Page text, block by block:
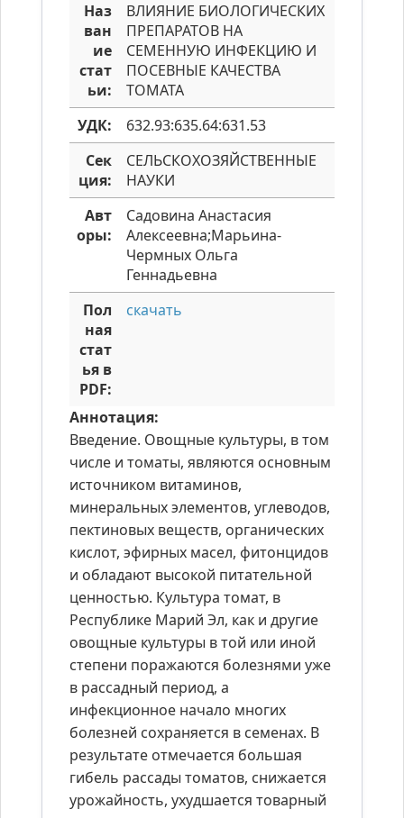
Наз
ван
ие
стат
ьи:
ВЛИЯНИЕ БИОЛОГИЧЕСКИХ
ПРЕПАРАТОВ НА
СЕМЕННУЮ ИНФЕКЦИЮ И
ПОСЕВНЫЕ КАЧЕСТВА
ТОМАТА
УДК:
632.93:635.64:631.53
Сек
ция:
СЕЛЬСКОХОЗЯЙСТВЕННЫЕ
НАУКИ
Авт
оры:
Садовина Анастасия
Алексеевна;Марьина-
Чермных Ольга
Геннадьевна
Пол
ная
стат
ья в
PDF:
скачать
Аннотация:
Введение. Овощные культуры, в том
числе и томаты, являются основным
источником витаминов,
минеральных элементов, углеводов,
пектиновых веществ, органических
кислот, эфирных масел, фитонцидов
и обладают высокой питательной
ценностью. Культура томат, в
Республике Марий Эл, как и другие
овощные культуры в той или иной
степени поражаются болезнями уже
в рассадный период, а
инфекционное начало многих
болезней сохраняется в семенах. В
результате отмечается большая
гибель рассады томатов, снижается
урожайность, ухудшается товарный